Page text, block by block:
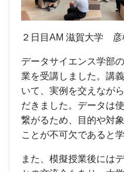
２日目AM 滋賀大学 彦
データサイエンス学部
業を受講しました。講
いて、実例を交えなが
だきました。データは
繋がるため、目的や対
ことが不可欠であると
また、模擬授業後には